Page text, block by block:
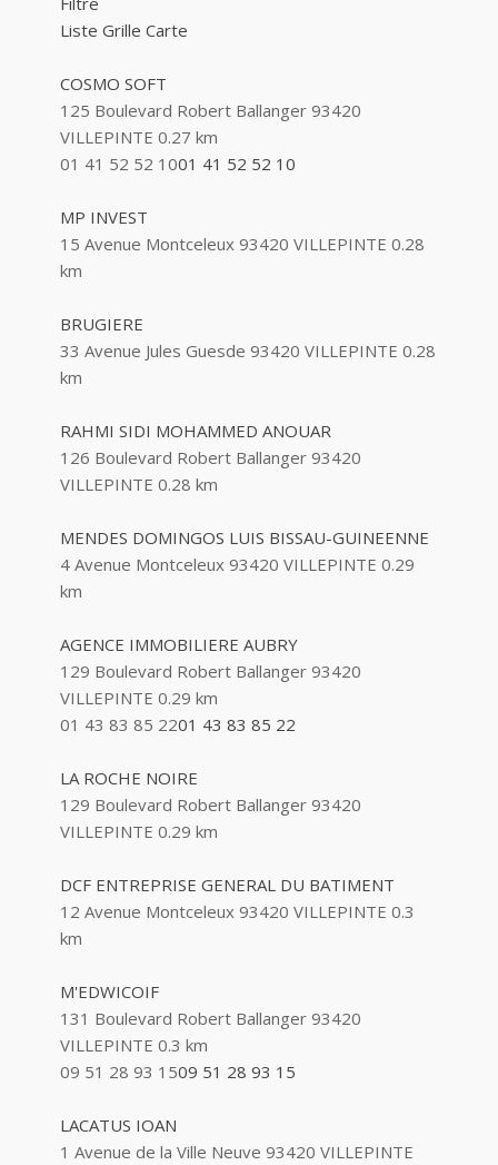
Liste Grille Carte
COSMO SOFT
125 Boulevard Robert Ballanger 93420
VILLEPINTE 0.27 km
01 41 52 52 1001 41 52 52 10
MP INVEST
15 Avenue Montceleux 93420 VILLEPINTE 0.28
km
BRUGIERE
33 Avenue Jules Guesde 93420 VILLEPINTE 0.28
km
RAHMI SIDI MOHAMMED ANOUAR
126 Boulevard Robert Ballanger 93420
VILLEPINTE 0.28 km
MENDES DOMINGOS LUIS BISSAU-GUINEENNE
4 Avenue Montceleux 93420 VILLEPINTE 0.29
km
AGENCE IMMOBILIERE AUBRY
129 Boulevard Robert Ballanger 93420
VILLEPINTE 0.29 km
01 43 83 85 2201 43 83 85 22
LA ROCHE NOIRE
129 Boulevard Robert Ballanger 93420
VILLEPINTE 0.29 km
DCF ENTREPRISE GENERAL DU BATIMENT
12 Avenue Montceleux 93420 VILLEPINTE 0.3
km
M'EDWICOIF
131 Boulevard Robert Ballanger 93420
VILLEPINTE 0.3 km
09 51 28 93 1509 51 28 93 15
LACATUS IOAN
1 Avenue de la Ville Neuve 93420 VILLEPINTE